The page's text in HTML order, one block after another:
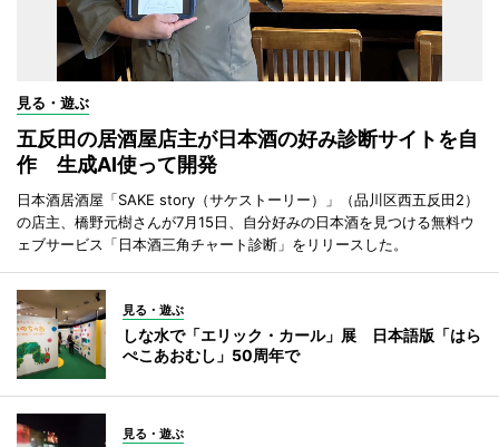
見る・遊ぶ
五反田の居酒屋店主が日本酒の好み診断サイトを自
作 生成AI使って開発
日本酒居酒屋「SAKE story（サケストーリー）」（品川区西五反田2）
の店主、橋野元樹さんが7月15日、自分好みの日本酒を見つける無料ウ
ェブサービス「日本酒三角チャート診断」をリリースした。
見る・遊ぶ
しな水で「エリック・カール」展 日本語版「はら
ぺこあおむし」50周年で
見る・遊ぶ